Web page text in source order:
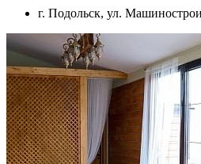
г. Подольск, ул.